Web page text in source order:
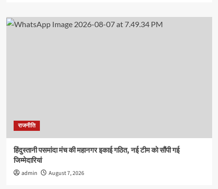
राजनीति
हिंदुस्तानी पसमांदा मंच की महानगर इकाई गठित, नई टीम को सौंपी गई
जिम्मेदारियां
admin August 7, 2026